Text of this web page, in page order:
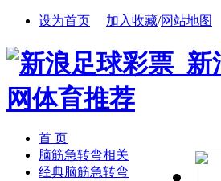
设为首页 加入收藏/网站地图
首 页
脑筋急转弯相关
经典脑筋急转弯